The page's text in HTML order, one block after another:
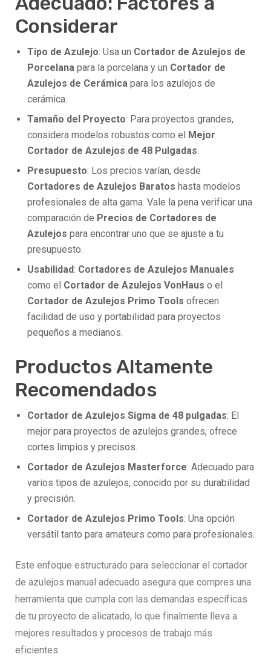
Considerar
Tipo de Azulejo: Usa un Cortador de Azulejos de
Porcelana para la porcelana y un Cortador de
Azulejos de Cerámica para los azulejos de
cerámica.
Tamaño del Proyecto: Para proyectos grandes,
considera modelos robustos como el Mejor
Cortador de Azulejos de 48 Pulgadas.
Presupuesto: Los precios varían, desde
Cortadores de Azulejos Baratos hasta modelos
profesionales de alta gama. Vale la pena verificar una
comparación de Precios de Cortadores de
Azulejos para encontrar uno que se ajuste a tu
presupuesto.
Usabilidad: Cortadores de Azulejos Manuales
como el Cortador de Azulejos VonHaus o el
Cortador de Azulejos Primo Tools ofrecen
facilidad de uso y portabilidad para proyectos
pequeños a medianos.
Productos Altamente
Recomendados
Cortador de Azulejos Sigma de 48 pulgadas: El
mejor para proyectos de azulejos grandes, ofrece
cortes limpios y precisos.
Cortador de Azulejos Masterforce: Adecuado para
varios tipos de azulejos, conocido por su durabilidad
y precisión.
Cortador de Azulejos Primo Tools: Una opción
versátil tanto para amateurs como para profesionales.
Este enfoque estructurado para seleccionar el cortador
de azulejos manual adecuado asegura que compres una
herramienta que cumpla con las demandas específicas
de tu proyecto de alicatado, lo que finalmente lleva a
mejores resultados y procesos de trabajo más
eficientes.